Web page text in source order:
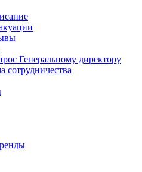
Генеральному директору
сотрудничества